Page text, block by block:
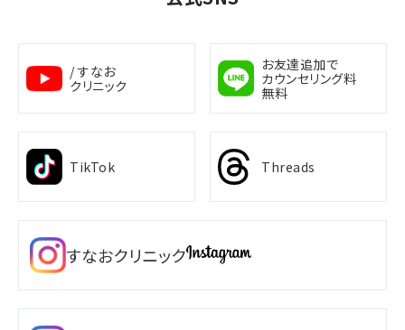
/ すなお
クリニック
お友達追加で
カウンセリング料
無料
TikTok Threads
すなおクリニック